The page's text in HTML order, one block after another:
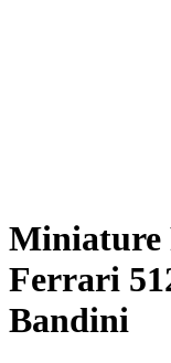
Miniature
Ferrari
Bandini